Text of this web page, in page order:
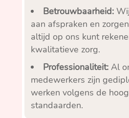
Betrouwbaarheid:Wij
aan afspraken en
altijd op ons kunt
kwalitatieve zorg.
Professionaliteit:Al
medewerkers zijn
werken volgens de
standaarden.